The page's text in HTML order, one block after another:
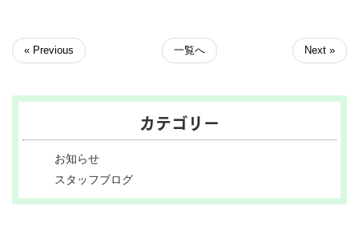
« Previous 一覧へ Next »
カテゴリー
お知らせ
スタッフブログ